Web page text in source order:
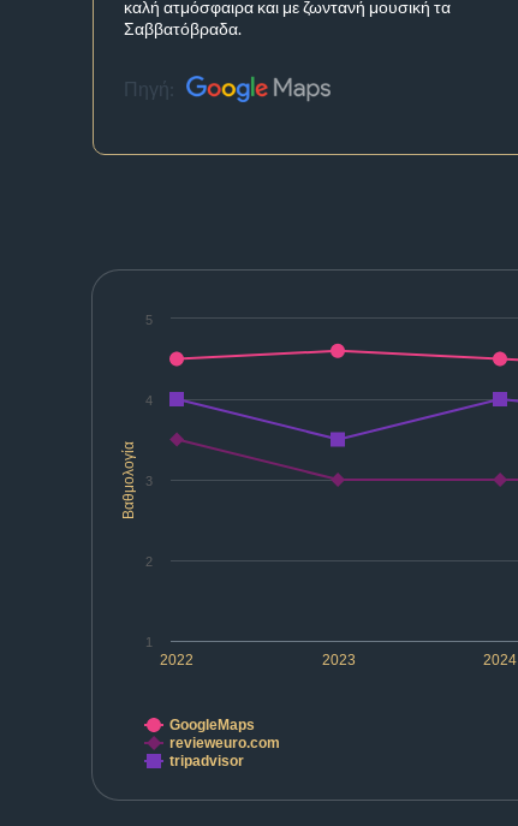
καλή ατμόσφαιρα και με ζωντανή μουσική τα
Σαββατόβραδα.
Πηγή:
Βαθμολογία
2022 2023 2024
1
2
3
4
5
GoogleMaps
revieweuro.com
tripadvisor